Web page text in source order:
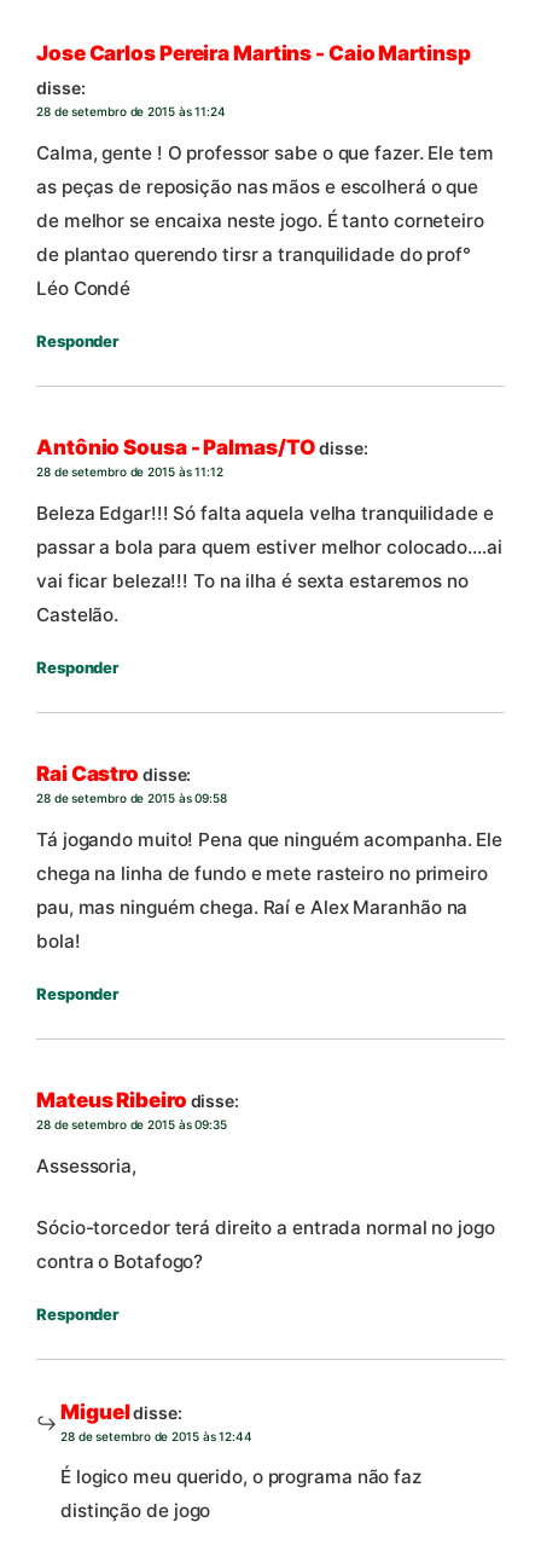
Jose Carlos Pereira Martins - Caio Martinsp
disse:
28 de setembro de 2015 às 11:24
Calma, gente ! O professor sabe o que fazer. Ele tem
as peças de reposição nas mãos e escolherá o que
de melhor se encaixa neste jogo. É tanto corneteiro
de plantao querendo tirsr a tranquilidade do prof°
Léo Condé
Responder
Antônio Sousa - Palmas/TO disse:
28 de setembro de 2015 às 11:12
Beleza Edgar!!! Só falta aquela velha tranquilidade e
passar a bola para quem estiver melhor colocado….ai
vai ficar beleza!!! To na ilha é sexta estaremos no
Castelão.
Responder
Rai Castro disse:
28 de setembro de 2015 às 09:58
Tá jogando muito! Pena que ninguém acompanha. Ele
chega na linha de fundo e mete rasteiro no primeiro
pau, mas ninguém chega. Raí e Alex Maranhão na
bola!
Responder
Mateus Ribeiro disse:
28 de setembro de 2015 às 09:35
Assessoria,
Sócio-torcedor terá direito a entrada normal no jogo
contra o Botafogo?
Responder
Migueldisse:
28 de setembro de 2015 às 12:44
É logico meu querido, o programa não faz
distinção de jogo